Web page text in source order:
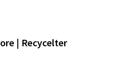
| Recycelter